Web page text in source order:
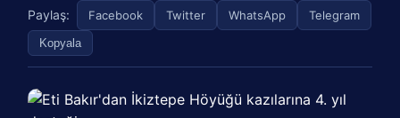
Paylaş: Facebook Twitter WhatsApp Telegram
Kopyala